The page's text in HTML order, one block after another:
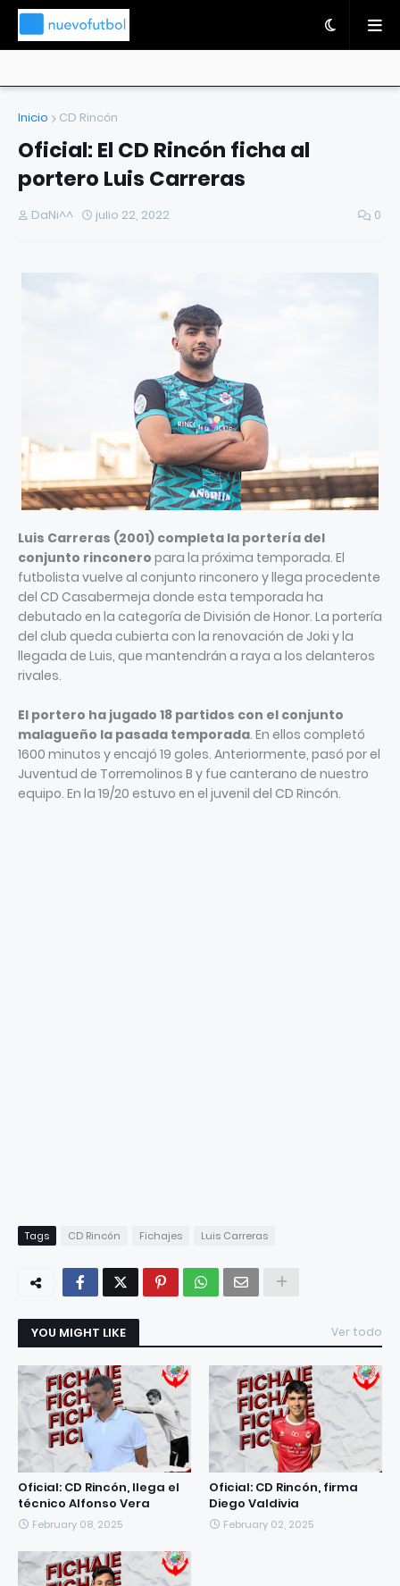
Inicio CD Rincón
Oficial: El CD Rincón ficha al
portero Luis Carreras
DaNi^^ julio 22, 2022 0
Luis Carreras (2001) completa la portería del
conjunto rinconero para la próxima temporada. El
futbolista vuelve al conjunto rinconero y llega procedente
del CD Casabermeja donde esta temporada ha
debutado en la categoría de División de Honor. La portería
del club queda cubierta con la renovación de Joki y la
llegada de Luis, que mantendrán a raya a los delanteros
rivales.
El portero ha jugado 18 partidos con el conjunto
malagueño la pasada temporada. En ellos completó
1600 minutos y encajó 19 goles. Anteriormente, pasó por el
Juventud de Torremolinos B y fue canterano de nuestro
equipo. En la 19/20 estuvo en el juvenil del CD Rincón.
Tags CD Rincón Fichajes Luis Carreras
YOU MIGHT LIKE Ver todo
Oficial: CD Rincón, llega el
técnico Alfonso Vera
February 08, 2025
Oficial: CD Rincón, firma
Diego Valdivia
February 02, 2025